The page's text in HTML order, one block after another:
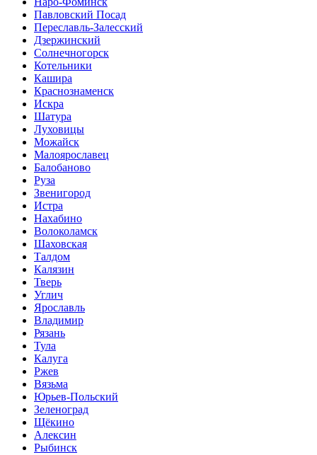
Павловский Посад
Переславль-Залесский
Дзержинский
Солнечногорск
Котельники
Кашира
Краснознаменск
Искра
Шатура
Луховицы
Можайск
Малоярославец
Балобаново
Руза
Звенигород
Истра
Нахабино
Волоколамск
Шаховская
Талдом
Калязин
Тверь
Углич
Ярославль
Владимир
Рязань
Тула
Калуга
Ржев
Вязьма
Юрьев-Польский
Зеленоград
Щёкино
Алексин
Рыбинск